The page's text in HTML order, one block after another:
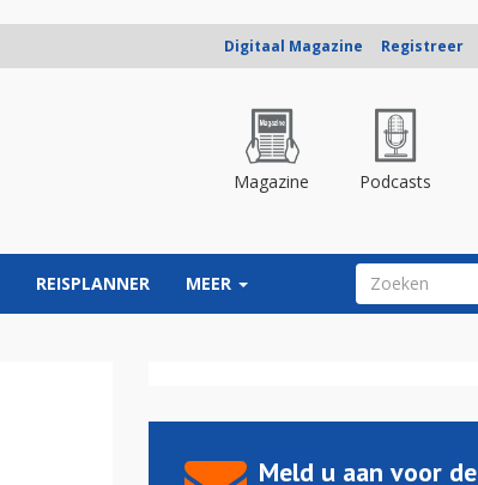
Digitaal Magazine Registreer
Magazine Podcasts
REISPLANNER MEER ZOEKVELD
Meld u aan voor de